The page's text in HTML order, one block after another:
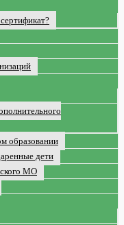
образовании
дети
МО